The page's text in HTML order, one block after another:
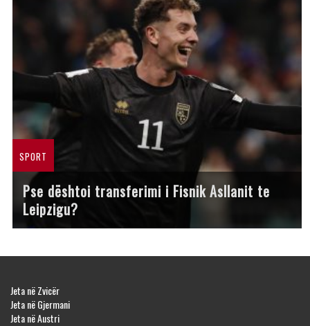
SPORT
Pse dështoi transferimi i Fisnik Asllanit te
Leipzigu?
Jeta në Zvicër
Jeta në Gjermani
Jeta në Austri